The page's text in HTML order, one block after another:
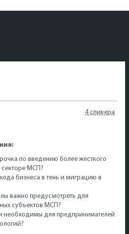
4 спикера
по введению более жесткого
МСП?
бизнеса в тень и миграцию в
важно предусмотреть для
субъектов МСП?
необходимы для предпринимателей